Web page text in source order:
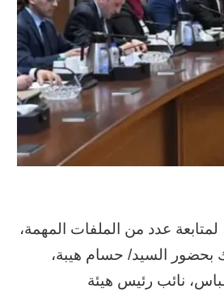
عدد من الملفات المهمة،
بحضور السيد/ حسام هيبة،
عباس، نائب رئيس هيئة